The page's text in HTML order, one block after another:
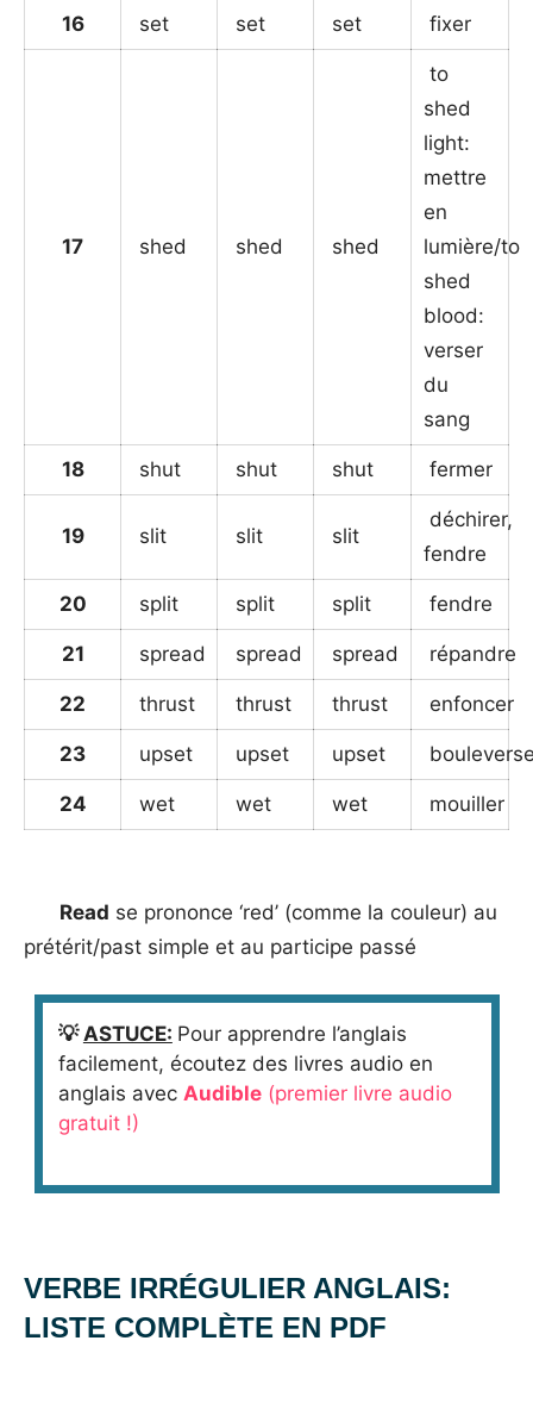
16 set set set fixer
17 shed shed shed
to
shed
light:
mettre
en
lumière/to
shed
blood:
verser
du
sang
18 shut shut shut fermer
19 slit slit slit
déchirer,
fendre
20 split split split fendre
21 spread spread spread répandre
22 thrust thrust thrust enfoncer
23 upset upset upset
24 wet wet wet mouiller
Read se prononce ‘red’ (comme la couleur) au
prétérit/past simple et au participe passé
💡 ASTUCE: Pour apprendre l’anglais
facilement, écoutez des livres audio en
anglais avec Audible(premier livre audio
gratuit !)
VERBE IRRÉGULIER ANGLAIS:
LISTE COMPLÈTE EN PDF